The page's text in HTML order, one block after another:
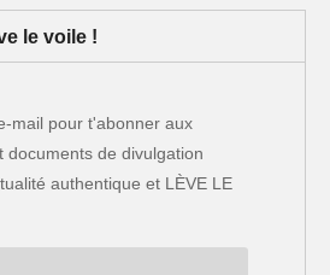
le voile !
mail pour t'abonner aux
documents de divulgation
authentique et LÈVE LE